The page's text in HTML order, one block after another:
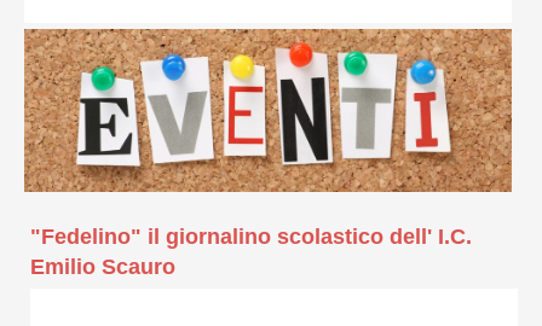
"Fedelino" il giornalino scolastico dell' I.C.
Emilio Scauro